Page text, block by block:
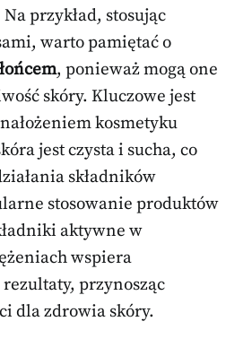
przykład, stosując
warto pamiętać o
, ponieważ mogą one
skóry. Kluczowe jest
kosmetyku
jest czysta i sucha, co
składników
stosowanie produktów
aktywne w
wspiera
przynosząc
dla zdrowia skóry.